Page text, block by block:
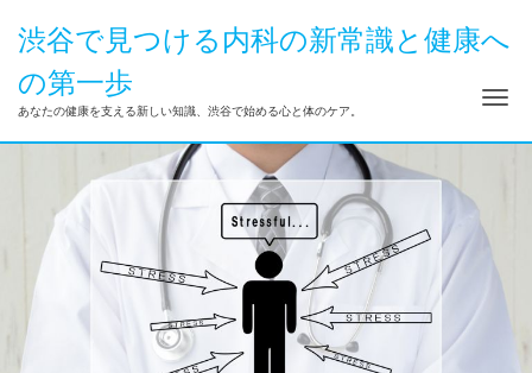
渋谷で見つける内科の新常識と健康へ
の第一歩
あなたの健康を支える新しい知識、渋谷で始める心と体のケア。 ナ